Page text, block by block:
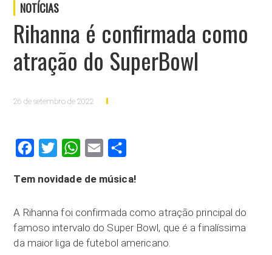
NOTÍCIAS
Rihanna é confirmada como
atração do SuperBowl
26 de setembro de 2022
FacebookTwitter WhatsApp
Email
Tem novidade de música!
A Rihanna foi confirmada como atração principal do
famoso intervalo do Super Bowl, que é a finalíssima
da maior liga de futebol americano.